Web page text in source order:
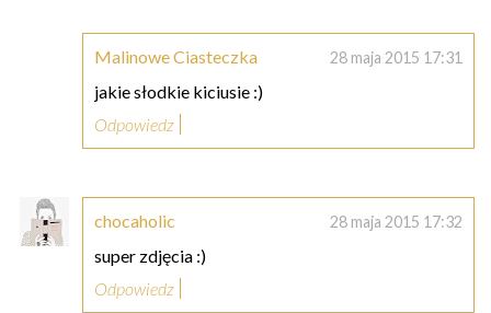
Malinowe Ciasteczka 28 maja 2015 17:31
jakie słodkie kiciusie :)
Odpowiedz
chocaholic 28 maja 2015 17:32
super zdjęcia :)
Odpowiedz